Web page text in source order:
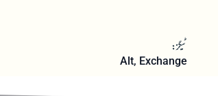
ٹیگز:
Alt, Exchange